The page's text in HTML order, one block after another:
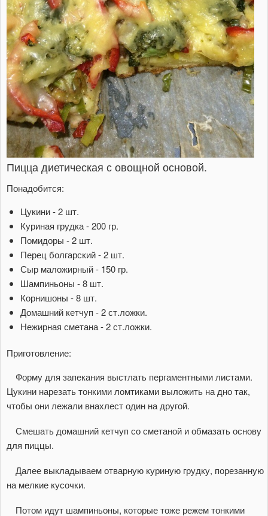
Пицца диетическая с овощной основой.
Понадобится:
Цукини - 2 шт.
Куриная грудка - 200 гр.
Помидоры - 2 шт.
Перец болгарский - 2 шт.
Сыр маложирный - 150 гр.
Шампиньоны - 8 шт.
Корнишоны - 8 шт.
Домашний кетчуп - 2 ст.ложки.
Нежирная сметана - 2 ст.ложки.
Приготовление:
Форму для запекания выстлать пергаментными листами.
Цукини нарезать тонкими ломтиками выложить на дно так,
чтобы они лежали внахлест один на другой.
Смешать домашний кетчуп со сметаной и обмазать основу
для пиццы.
Далее выкладываем отварную куриную грудку, порезанную
на мелкие кусочки.
Потом идут шампиньоны, которые тоже режем тонкими